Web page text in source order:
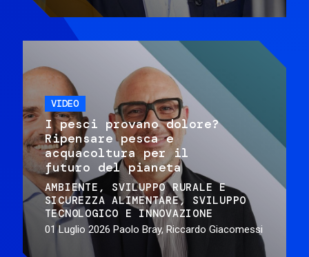
VIDEO
I pesci provano dolore?
Ripensare pesca e
acquacoltura per il
futuro del pianeta
AMBIENTE
SVILUPPO RURALE E
SICUREZZA ALIMENTARE
SVILUPPO
TECNOLOGICO E INNOVAZIONE
01 Luglio 2026 Paolo Bray, Riccardo Giacomessi